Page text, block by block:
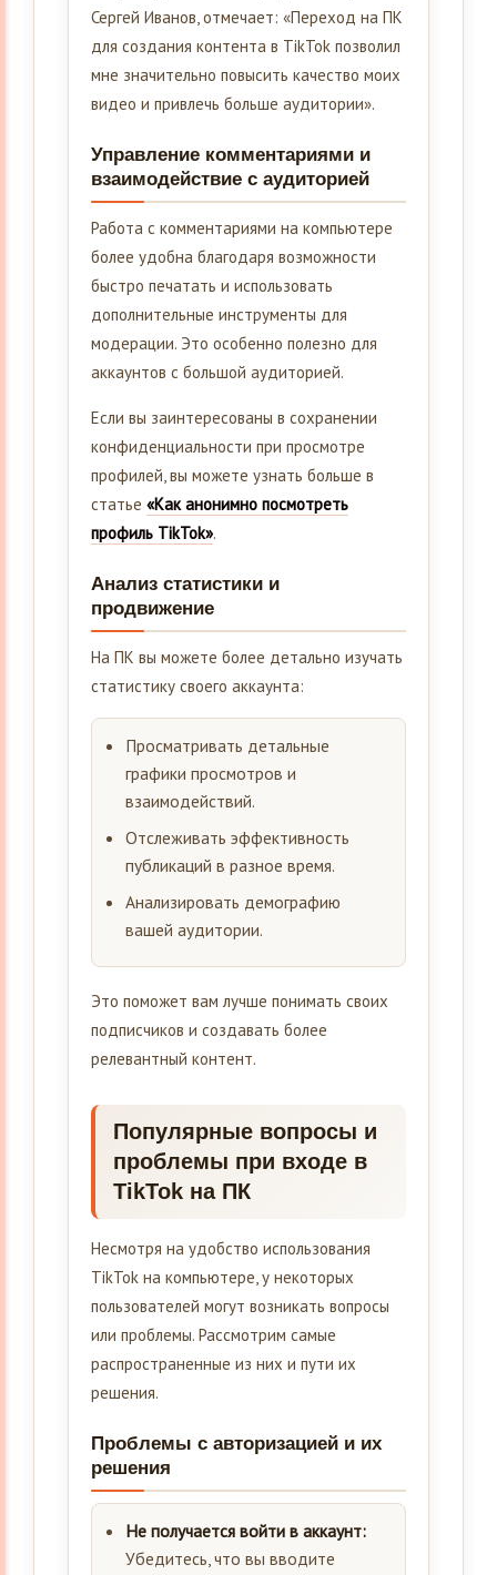
Сергей Иванов, отмечает: «Переход на ПК
для создания контента в TikTok позволил
мне значительно повысить качество моих
видео и привлечь больше аудитории».
Управление комментариями и
взаимодействие с аудиторией
Работа с комментариями на компьютере
более удобна благодаря возможности
быстро печатать и использовать
дополнительные инструменты для
модерации. Это особенно полезно для
аккаунтов с большой аудиторией.
Если вы заинтересованы в сохранении
конфиденциальности при просмотре
профилей, вы можете узнать больше в
статье «Как анонимно посмотреть
профиль TikTok».
Анализ статистики и
продвижение
На ПК вы можете более детально изучать
статистику своего аккаунта:
Просматривать детальные
графики просмотров и
взаимодействий.
Отслеживать эффективность
публикаций в разное время.
Анализировать демографию
вашей аудитории.
Это поможет вам лучше понимать своих
подписчиков и создавать более
релевантный контент.
Популярные вопросы и
проблемы при входе в
TikTok на ПК
Несмотря на удобство использования
TikTok на компьютере, у некоторых
пользователей могут возникать вопросы
или проблемы. Рассмотрим самые
распространенные из них и пути их
решения.
Проблемы с авторизацией и их
решения
Не получается войти в аккаунт:
Убедитесь, что вы вводите